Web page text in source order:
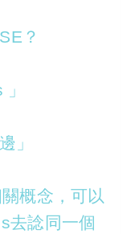
？
」
概念，可以
去諗同一個